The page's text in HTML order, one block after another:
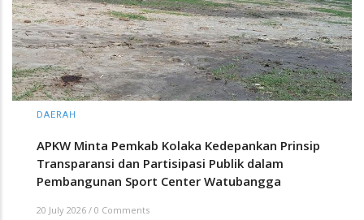
DAERAH
APKW Minta Pemkab Kolaka Kedepankan Prinsip
Transparansi dan Partisipasi Publik dalam
Pembangunan Sport Center Watubangga
20 July 2026 / 0 Comments